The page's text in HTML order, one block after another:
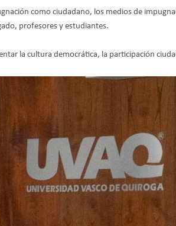
como ciudadano, los medios de
profesores y estudiantes.
la cultura democrática, la participación